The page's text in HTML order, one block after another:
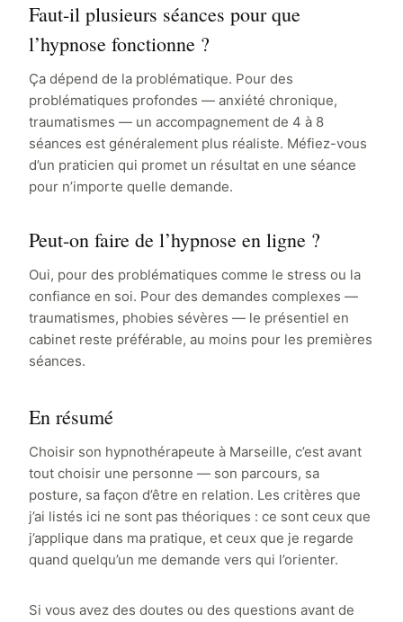
Faut-il plusieurs séances pour que
l’hypnose fonctionne ?
Ça dépend de la problématique. Pour des
problématiques profondes — anxiété chronique,
traumatismes — un accompagnement de 4 à 8
séances est généralement plus réaliste. Méfiez-vous
d’un praticien qui promet un résultat en une séance
pour n’importe quelle demande.
Peut-on faire de l’hypnose en ligne ?
Oui, pour des problématiques comme le stress ou la
confiance en soi. Pour des demandes complexes —
traumatismes, phobies sévères — le présentiel en
cabinet reste préférable, au moins pour les premières
séances.
En résumé
Choisir son hypnothérapeute à Marseille, c’est avant
tout choisir une personne — son parcours, sa
posture, sa façon d’être en relation. Les critères que
j’ai listés ici ne sont pas théoriques : ce sont ceux que
j’applique dans ma pratique, et ceux que je regarde
quand quelqu’un me demande vers qui l’orienter.
Si vous avez des doutes ou des questions avant de